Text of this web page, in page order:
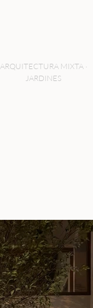
ARQUITECTURA MIXTA ·
JARDINES